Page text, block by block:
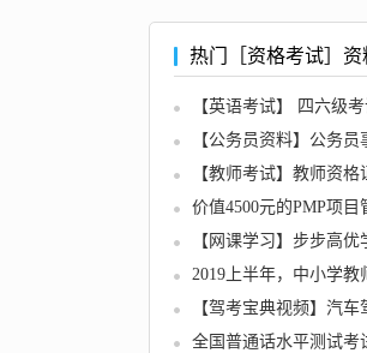
热门［资格考试］
【英语考试】 四六级
【教师考试】教师资
价值4500元的PMP项